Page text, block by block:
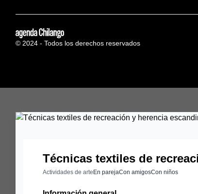
© 2024 - Todos los derechos reservados
Técnicas textiles de
Actividades de arte En parejaCon amigosCon niños